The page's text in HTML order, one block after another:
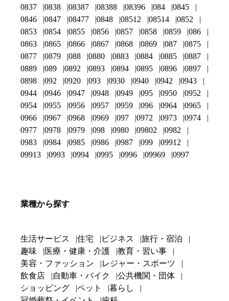
0837
0838 08387 08388 08396 084
0845
0846
0847 08477 0848 08512 08514
0852
0853
0854 0855 0856 0857 0858 0859
086
0863
0865 0866 0867 0868 0869 087
0875
0877
0879 088 0880 0883 0884 0885
0887
0889
089 0892 0893 0894 0895 0896
0897
0898
092 0920 093 0930 0940 0942
0943
0944
0946 0947 0948 0949 095 0950
0952
0954
0955 0956 0957 0959 096 0964
0965
0966
0967 0968 0969 097 0972 0973
0974
0977
0978 0979 098 0980 09802
0982
0983
0984 0985 0986 0987 099
09912
09913
0993 0994 0995 0996 09969 0997
業種から探す
生活サービス 住宅 ビジネス
旅行・宿泊
趣味
医療・健康・介護
教育・習い事
美容・ファッション
レジャー・スポーツ
飲食店
自動車・バイク
公共機関・団体
ショッピング
ペット
暮らし